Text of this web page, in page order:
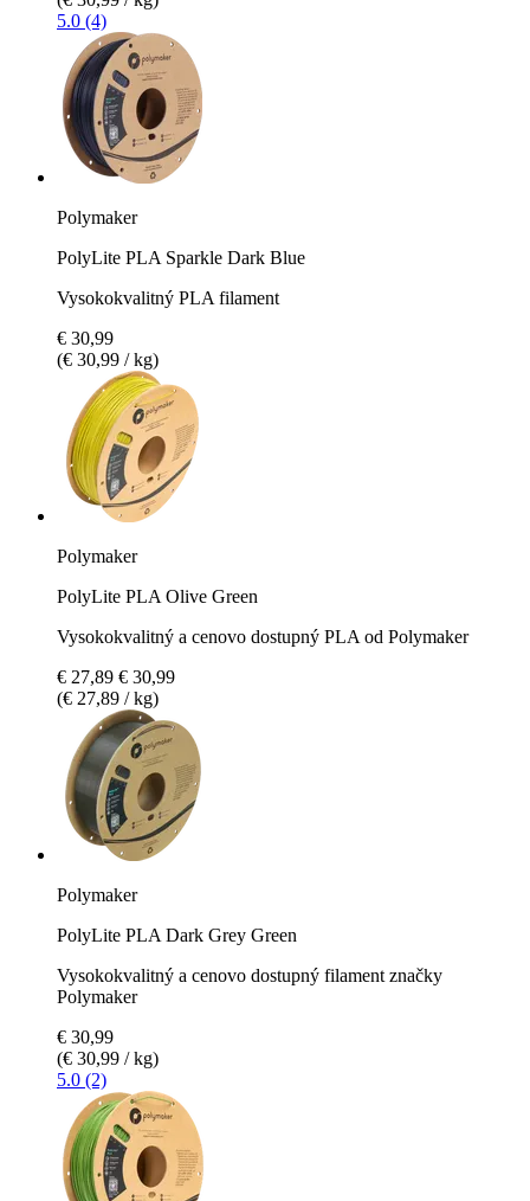
5.0 (4)
Polymaker
PolyLite PLA Sparkle Dark Blue
Vysokokvalitný PLA filament
€ 30,99
(€ 30,99 / kg)
Polymaker
PolyLite PLA Olive Green
Vysokokvalitný a cenovo dostupný PLA od Polymaker
€ 27,89 € 30,99
(€ 27,89 / kg)
Polymaker
PolyLite PLA Dark Grey Green
Vysokokvalitný a cenovo dostupný filament značky
Polymaker
€ 30,99
(€ 30,99 / kg)
5.0 (2)